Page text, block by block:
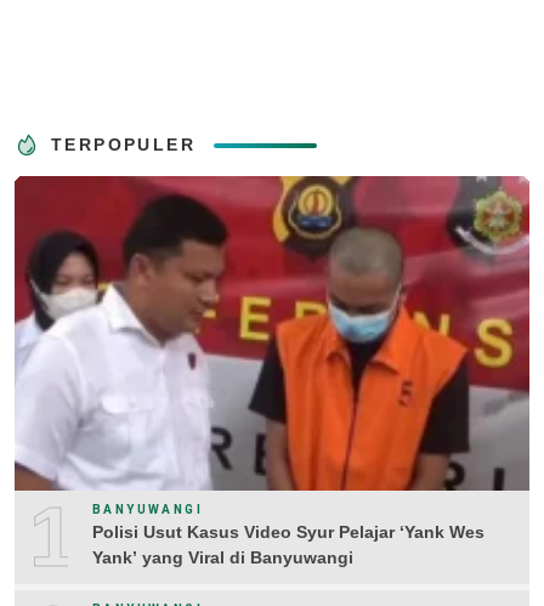
TERPOPULER
1 BANYUWANGI
Polisi Usut Kasus Video Syur Pelajar ‘Yank Wes
Yank’ yang Viral di Banyuwangi